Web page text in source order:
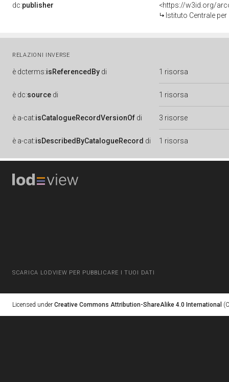
dc:publisher
<https://w3id.org/
Istituto Centrale
RELAZIONI INVERSE
è dcterms:isReferencedBy di 1 risorsa
è dc:source di 1 risorsa
è a-cat:isCatalogueRecordVersionOf di 3 risorse
è a-cat:isDescribedByCatalogueRecord di 1 risorsa
SCARICA LODVIEW PER PUBBLICARE I TUOI DATI
Licensed under Creative Commons Attribution-ShareAlike 4.0 International